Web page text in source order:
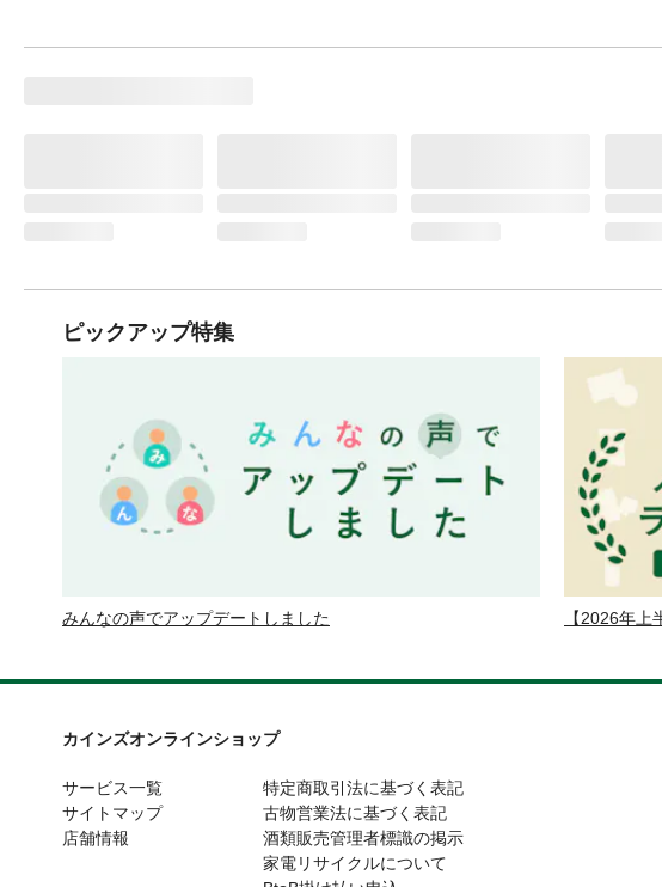
ピックアップ特集
みんなの声でアップデートしました 【2026年
カインズオンラインショップ
サービス一覧
サイトマップ
店舗情報
特定商取引法に基づく表記
古物営業法に基づく表記
酒類販売管理者標識の掲示
家電リサイクルについて